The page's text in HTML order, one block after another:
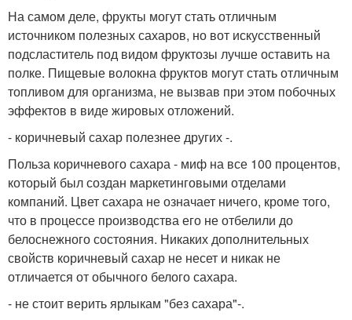
На самом деле, фрукты могут стать отличным
источником полезных сахаров, но вот искусственный
подсластитель под видом фруктозы лучше оставить на
полке. Пищевые волокна фруктов могут стать отличным
топливом для организма, не вызвав при этом побочных
эффектов в виде жировых отложений.
- коричневый сахар полезнее других -.
Польза коричневого сахара - миф на все 100 процентов,
который был создан маркетинговыми отделами
компаний. Цвет сахара не означает ничего, кроме того,
что в процессе производства его не отбелили до
белоснежного состояния. Никаких дополнительных
свойств коричневый сахар не несет и никак не
отличается от обычного белого сахара.
- не стоит верить ярлыкам "без сахара"-.